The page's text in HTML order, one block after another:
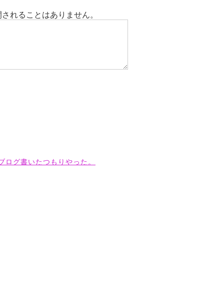
れることはありません。
ログ書いたつもりやった。